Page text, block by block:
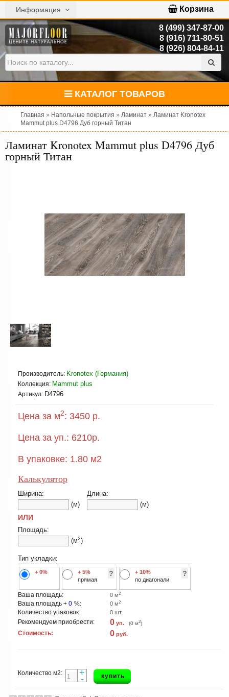
Информация Корзина
8 (499) 347-87-00
8 (916) 711-80-51
8 (926) 804-84-11
КАТАЛОГ ТОВАРОВ
Главная » Напольные покрытия » Ламинат » Ламинат Kronotex
Mammut plus D4796 Дуб горный Титан
Ламинат Kronotex Mammut plus D4796 Дуб
горный Титан
Производитель: Kronotex (Германия)
Коллекция: Mammut plus
Артикул: D4796
Цена за м2: 3450 р.
Цена за уп.: 6210р.
В упаковке: 1.80 м2
Калькулятор
Ширина:
(м)
Длина:
(м)
ИЛИ
Площадь:
(м2)
Тип укладки:
+ 0%
+ 5%
прямая
?
+ 10%
по диагонали
?
Ваша площадь: 0 м2
Ваша площадь + 0 %: 0 м2
Количество упаковок: 0 шт.
Рекомендуем приобрести: 0 уп. (0 м2)
Стоимость: 0 руб.
Количество м2: +
- купить